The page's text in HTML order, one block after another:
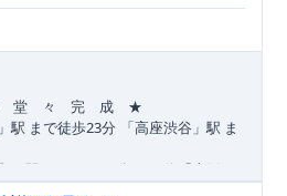
堂 々 完 成 ★
駅 まで徒歩23分 「高座渋谷」駅 ま
み中央」駅 まで